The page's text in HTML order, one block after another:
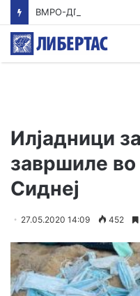
Илјадници
завршиле
Сиднеј
27.05.2020 14:09 452